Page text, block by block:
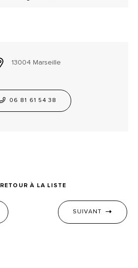
13004 Marseille
06 81 61 54 38
RETOUR À LA LISTE
SUIVANT